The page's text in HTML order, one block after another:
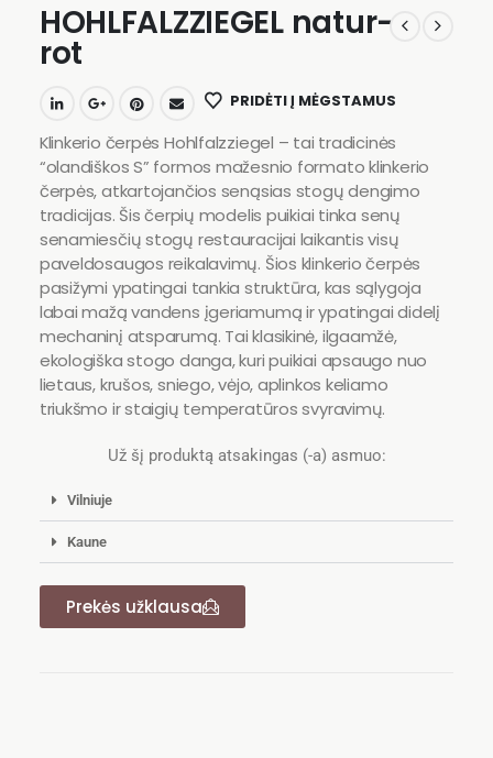
HOHLFALZZIEGEL natur-
rot
PRIDĖTI Į MĖGSTAMUS
Klinkerio čerpės Hohlfalzziegel – tai tradicinės
“olandiškos S” formos mažesnio formato klinkerio
čerpės, atkartojančios senąsias stogų dengimo
tradicijas. Šis čerpių modelis puikiai tinka senų
senamiesčių stogų restauracijai laikantis visų
paveldosaugos reikalavimų. Šios klinkerio čerpės
pasižymi ypatingai tankia struktūra, kas sąlygoja
labai mažą vandens įgeriamumą ir ypatingai didelį
mechaninį atsparumą. Tai klasikinė, ilgaamžė,
ekologiška stogo danga, kuri puikiai apsaugo nuo
lietaus, krušos, sniego, vėjo, aplinkos keliamo
triukšmo ir staigių temperatūros svyravimų.
Už šį produktą atsakingas (-a) asmuo:
Vilniuje
Kaune
Prekės užklausa